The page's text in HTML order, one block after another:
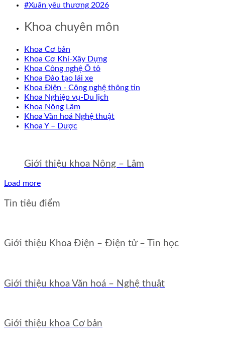
#Xuân yêu thương 2026
Khoa chuyên môn
Khoa Cơ bản
Khoa Cơ Khí-Xây Dựng
Khoa Công nghệ Ô tô
Khoa Đào tạo lái xe
Khoa Điện - Công nghệ thông tin
Khoa Nghiệp vụ-Du lịch
Khoa Nông Lâm
Khoa Văn hoá Nghệ thuật
Khoa Y – Dược
Giới thiệu khoa Nông – Lâm
Load more
Tin tiêu điểm
Giới thiệu Khoa Điện – Điện tử – Tin học
Giới thiệu khoa Văn hoá – Nghệ thuật
Giới thiệu khoa Cơ bản